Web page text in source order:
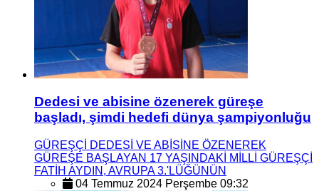
Dedesi ve abisine özenerek güreşe
başladı, şimdi hedefi dünya şampiyonluğu
GÜREŞÇİ DEDESİ VE ABİSİNE ÖZENEREK
GÜREŞE BAŞLAYAN 17 YAŞINDAKİ MİLLİ GÜREŞÇİ
FATİH AYDIN, AVRUPA 3.'LÜĞÜNÜN
04 Temmuz 2024 Perşembe 09:32